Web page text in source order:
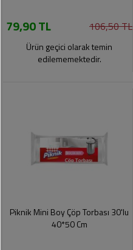
79,90 TL 106,50 TL
Ürün geçici olarak temin
edilememektedir.
Piknik Mini Boy Çöp Torbası 30'lu
40*50 Cm